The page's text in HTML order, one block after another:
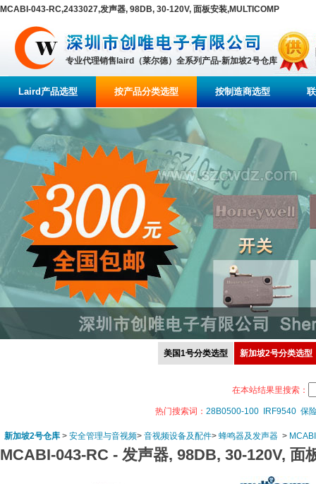
MCABI-043-RC,2433027,发声器, 98DB, 30-120V, 面板安装,MULTICOMP
专业代理销售laird（莱尔德）全系列产品-新加坡2号仓库
Laird产品选型 按产品分类选型 按制造商选型
美国1号分类选型 新加坡2号分类选型
在本站结果里搜索：
热门搜索词： 28B0500-100 IRF9540 保
新加坡2号仓库 > 安全管理与音视频> 音视频设备及配件> 蜂鸣器及发声器 >
MCABI-043-RC - 发声器, 98DB, 30-120V, 面